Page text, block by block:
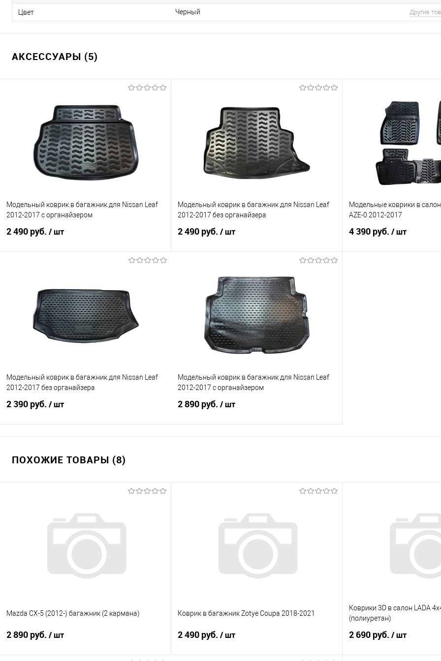
Цвет Черный Другие
АКСЕССУАРЫ (5)
Модельный коврик в багажник для Nissan Leaf
2012-2017 с органайзером
2 490 руб. / шт
Купить в 1 клик
Сравнение
В избранное
Под заказ
Модельный коврик в багажник для Nissan Leaf
2012-2017 без органайзера
2 490 руб. / шт
Купить в 1 клик
Сравнение
В избранное
Под заказ
Модельные коврики в
AZE-0 2012-2017
4 390 руб. / шт
Модельный коврик в багажник для Nissan Leaf
2012-2017 без органайзера
2 390 руб. / шт
Под заказ
Модельный коврик в багажник для Nissan Leaf
2012-2017 с органайзером
2 890 руб. / шт
Под заказ
ПОХОЖИЕ ТОВАРЫ (8)
Mazda CX-5 (2012-) багажник (2 кармана)
2 890 руб. / шт
Коврик в багажник Zotye Coupa 2018-2021
2 490 руб. / шт
Коврики 3D в салон LADA
(полиуретан)
2 690 руб. / шт